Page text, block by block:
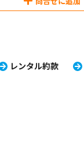
レンタル約款